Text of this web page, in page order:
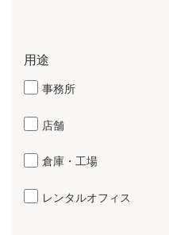
用途
事務所
店舗
倉庫・工場
レンタルオフィス